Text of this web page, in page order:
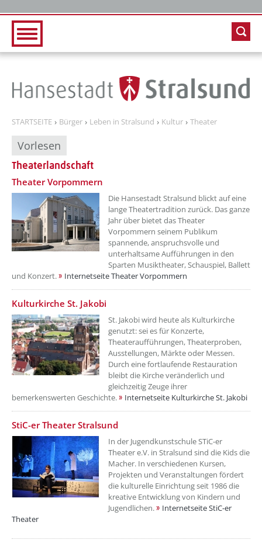
STARTSEITE Bürger Leben in Stralsund Kultur Theater
Vorlesen
Theaterlandschaft
Theater Vorpommern
Die Hansestadt Stralsund blickt auf eine
lange Theatertradition zurück. Das ganze
Jahr über bietet das Theater
Vorpommern seinem Publikum
spannende, anspruchsvolle und
unterhaltsame Aufführungen in den
Sparten Musiktheater, Schauspiel, Ballett
und Konzert.
Internetseite Theater Vorpommern
Kulturkirche St. Jakobi
St. Jakobi wird heute als Kulturkirche
genutzt: sei es für Konzerte,
Theateraufführungen, Theaterproben,
Ausstellungen, Märkte oder Messen.
Durch eine fortlaufende Restauration
bleibt die Kirche veränderlich und
gleichzeitig Zeuge ihrer
bemerkenswerten Geschichte.
Internetseite Kulturkirche St. Jakobi
StiC-er Theater Stralsund
In der Jugendkunstschule STiC-er
Theater e.V. in Stralsund sind die Kids die
Macher. In verschiedenen Kursen,
Projekten und Veranstaltungen fördert
die kulturelle Einrichtung seit 1986 die
kreative Entwicklung von Kindern und
Jugendlichen.
Internetseite StiC-er
Theater